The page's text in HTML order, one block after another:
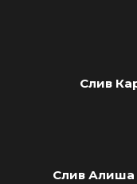
Слив
Слив Алиша